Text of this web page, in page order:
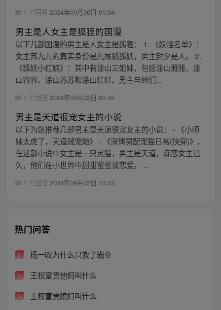
1 个回答 2024年09月30日 01:04
男主是人女主是狐狸的国漫
以下几部国漫的男主是人女主是狐狸： 1. 《妖怪名单》：
女主苏九儿的真实身份是九尾狐狐妖，男主封夕是人。 2.
《狐妖小红娘》：其中有涂山三姐妹，包括涂山雅雅、涂
山容容、涂山苏苏和涂山红红，男主与她们...
1 个回答 2024年09月22日 00:45
男主是天道很宠女主的小说
以下为您推荐几部男主是天道很宠女主的小说： - 《小师
妹太虎了，天道贼宠她》 - 《深情男配宠猫日常(快穿)》，
在这部小说中女主是一只灵猫，男主是天道，痴恋女主已
久，他们在小世界中甜甜蜜蜜谈恋爱。 ...
1 个回答 2024年08月02日 10:23
热门问答
1 杨一叹为什么只救了霸业
2 王权富贵他妈叫什么
3 王权富贵媳妇叫什么